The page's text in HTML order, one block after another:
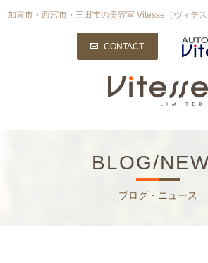
加東市・西宮市・三田市の美容室 Vitesse（ヴィテス
CONTACT
BLOG/
ブログ・ニュース